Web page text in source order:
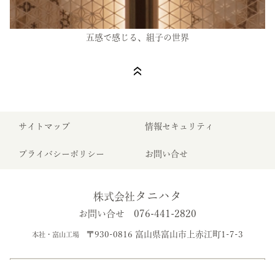
五感で感じる、組子の世界
サイトマップ 情報セキュリティ
プライバシーポリシー お問い合せ
株式会社 タニハタ
お問い合せ 076-441-2820
本社・富山工場 〒930-0816 富山県富山市上赤江町1-7-3